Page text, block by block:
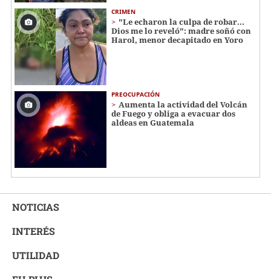
CRIMEN
"Le echaron la culpa de robar...
Dios me lo reveló": madre soñó con
Harol, menor decapitado en Yoro
PREOCUPACIÓN
Aumenta la actividad del Volcán
de Fuego y obliga a evacuar dos
aldeas en Guatemala
NOTICIAS
INTERÉS
UTILIDAD